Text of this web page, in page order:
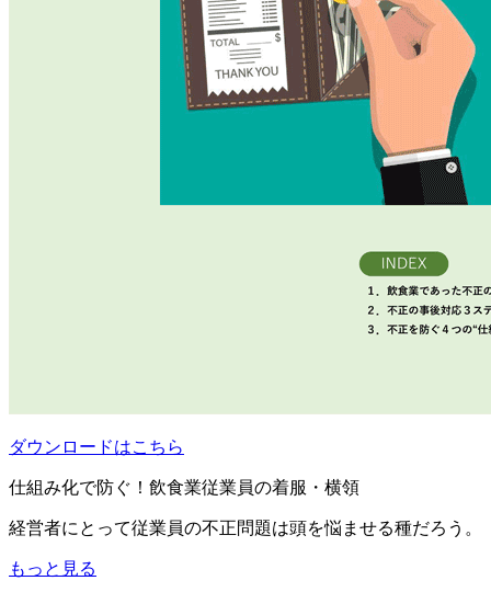
ダウンロードはこちら
仕組み化で防ぐ！飲食業従業員の着服・横領
経営者にとって従業員の不正問題は頭を悩ませる種だろう。
もっと見る